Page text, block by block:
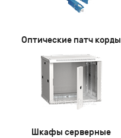
Оптические патч корды
Шкафы серверные